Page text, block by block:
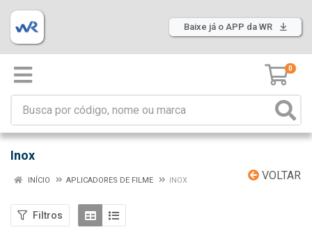
Baixe já o APP da WR
0
Inox
VOLTAR
INÍCIO APLICADORES DE FILME INOX
Filtros